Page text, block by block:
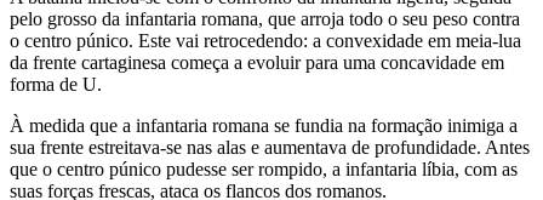
pelo grosso da infantaria romana, que arroja todo o seu peso contra
o centro púnico. Este vai retrocedendo: a convexidade em meia-lua
da frente cartaginesa começa a evoluir para uma concavidade em
forma de U.
À medida que a infantaria romana se fundia na formação inimiga a
sua frente estreitava-se nas alas e aumentava de profundidade. Antes
que o centro púnico pudesse ser rompido, a infantaria líbia, com as
suas forças frescas, ataca os flancos dos romanos.